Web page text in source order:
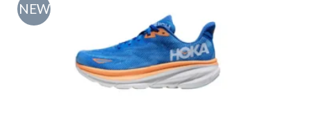
NEW